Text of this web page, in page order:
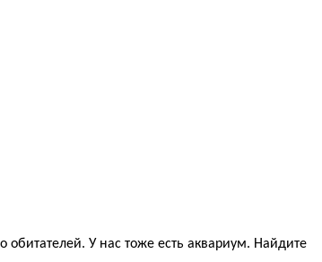
У нас тоже есть аквариум. Найдите